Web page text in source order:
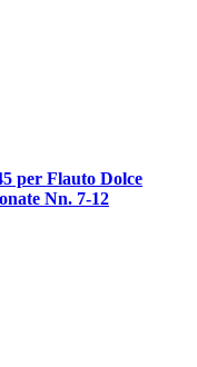
per Flauto Dolce
Nn. 7-12